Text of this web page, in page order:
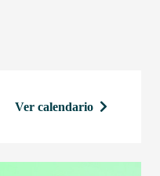
Ver calendario